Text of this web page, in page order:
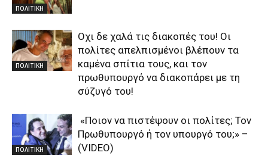
ΠΟΛΙΤΙΚΗ
ΠΟΛΙΤΙΚΗ
Οχι δε χαλά τις διακοπές του! Οι
πολίτες απελπισμένοι βλέπουν τα
καμένα σπίτια τους, και τον
πρωθυπουργό να διακοπάρει με τη
σύζυγό του!
ΠΟΛΙΤΙΚΗ
«Ποιον να πιστέψουν οι πολίτες; Τον
Πρωθυπουργό ή τον υπουργό του;» –
(VIDEO)